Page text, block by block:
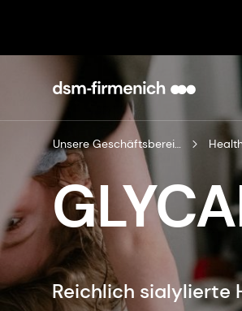
Unsere Geschäftsbereiche
Reichlich sialylierte